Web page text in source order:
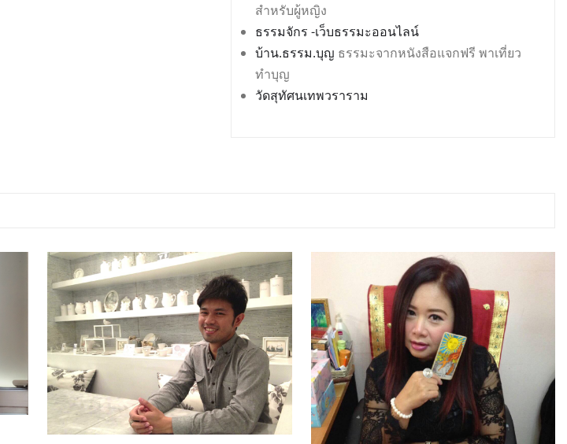
สำหรับผู้หญิง
ธรรมจักร -เว็บธรรมะออนไลน์
บ้าน.ธรรม.บุญ ธรรมะจากหนังสือแจกฟรี พาเที่ยว
ทำบุญ
วัดสุทัศนเทพวราราม